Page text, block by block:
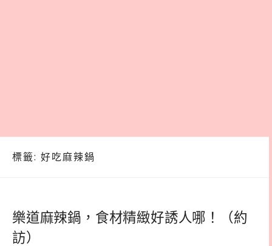
標籤: 好吃麻辣鍋
樂道麻辣鍋，食材精緻好誘人哪！（約
訪）